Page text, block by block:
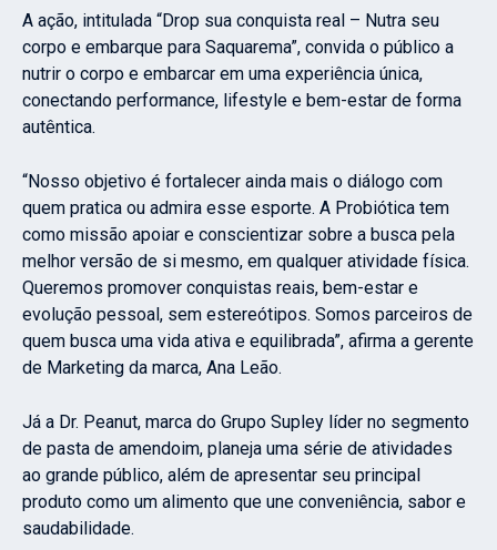
A ação, intitulada “Drop sua conquista real – Nutra seu
corpo e embarque para Saquarema”, convida o público a
nutrir o corpo e embarcar em uma experiência única,
conectando performance, lifestyle e bem-estar de forma
autêntica.
“Nosso objetivo é fortalecer ainda mais o diálogo com
quem pratica ou admira esse esporte. A Probiótica tem
como missão apoiar e conscientizar sobre a busca pela
melhor versão de si mesmo, em qualquer atividade física.
Queremos promover conquistas reais, bem-estar e
evolução pessoal, sem estereótipos. Somos parceiros de
quem busca uma vida ativa e equilibrada”, afirma a gerente
de Marketing da marca, Ana Leão.
Já a Dr. Peanut, marca do Grupo Supley líder no segmento
de pasta de amendoim, planeja uma série de atividades
ao grande público, além de apresentar seu principal
produto como um alimento que une conveniência, sabor e
saudabilidade.